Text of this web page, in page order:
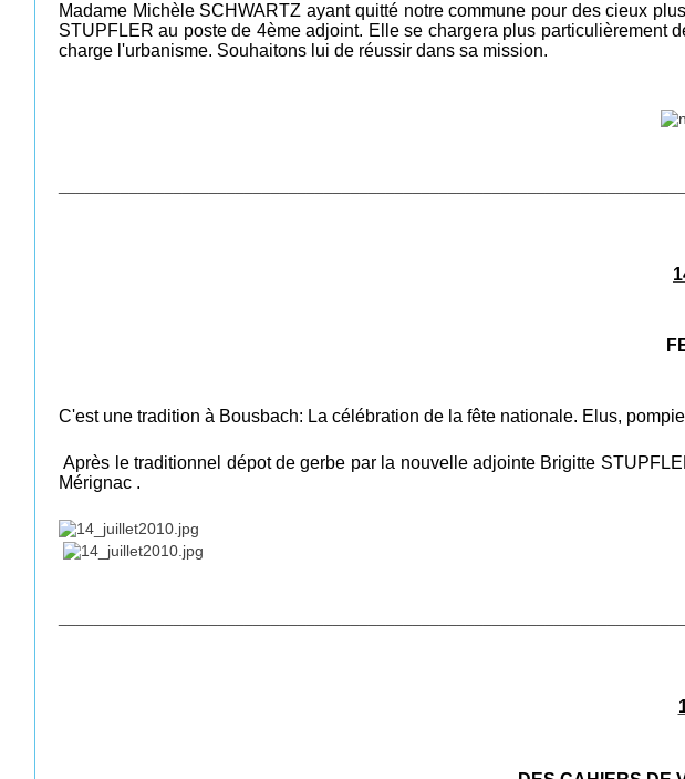
Madame Michèle SCHWARTZ ayant quitté notre commune pour des cieux
STUPFLER au poste de 4ème adjoint. Elle se chargera plus particulièrement
charge l'urbanisme. Souhaitons lui de réussir dans sa mission.
C'est une tradition à Bousbach: La célébration de la fête nationale. Elus,
Après le traditionnel dépot de gerbe par la nouvelle adjointe Brigitte
Mérignac .